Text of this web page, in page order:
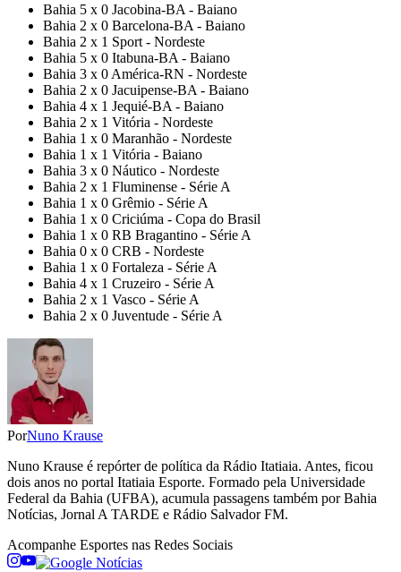
Bahia 5 x 0 Jacobina-BA - Baiano
Bahia 2 x 0 Barcelona-BA - Baiano
Bahia 2 x 1 Sport - Nordeste
Bahia 5 x 0 Itabuna-BA - Baiano
Bahia 3 x 0 América-RN - Nordeste
Bahia 2 x 0 Jacuipense-BA - Baiano
Bahia 4 x 1 Jequié-BA - Baiano
Bahia 2 x 1 Vitória - Nordeste
Bahia 1 x 0 Maranhão - Nordeste
Bahia 1 x 1 Vitória - Baiano
Bahia 3 x 0 Náutico - Nordeste
Bahia 2 x 1 Fluminense - Série A
Bahia 1 x 0 Grêmio - Série A
Bahia 1 x 0 Criciúma - Copa do Brasil
Bahia 1 x 0 RB Bragantino - Série A
Bahia 0 x 0 CRB - Nordeste
Bahia 1 x 0 Fortaleza - Série A
Bahia 4 x 1 Cruzeiro - Série A
Bahia 2 x 1 Vasco - Série A
Bahia 2 x 0 Juventude - Série A
PorNuno Krause
Nuno Krause é repórter de política da Rádio Itatiaia. Antes, ficou
dois anos no portal Itatiaia Esporte. Formado pela Universidade
Federal da Bahia (UFBA), acumula passagens também por Bahia
Notícias, Jornal A TARDE e Rádio Salvador FM.
Acompanhe Esportes nas Redes Sociais